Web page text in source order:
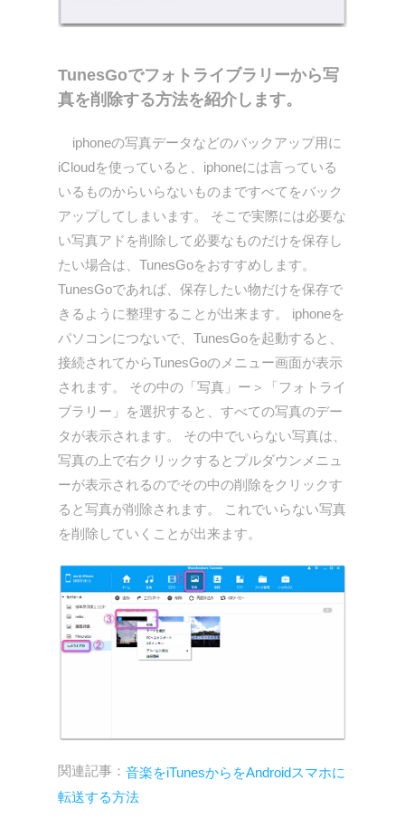
TunesGoでフォトライブラリーから写
真を削除する方法を紹介します。
iphoneの写真データなどのバックアップ用に
iCloudを使っていると、iphoneには言っている
いるものからいらないものまですべてをバック
アップしてしまいます。 そこで実際には必要な
い写真アドを削除して必要なものだけを保存し
たい場合は、TunesGoをおすすめします。
TunesGoであれば、保存したい物だけを保存で
きるように整理することが出来ます。 iphoneを
パソコンにつないで、TunesGoを起動すると、
接続されてからTunesGoのメニュー画面が表示
されます。 その中の「写真」ー＞「フォトライ
ブラリー」を選択すると、すべての写真のデー
タが表示されます。 その中でいらない写真は、
写真の上で右クリックするとプルダウンメニュ
ーが表示されるのでその中の削除をクリックす
ると写真が削除されます。 これでいらない写真
を削除していくことが出来ます。
関連記事： 音楽をiTunesからをAndroidスマホに
転送する方法